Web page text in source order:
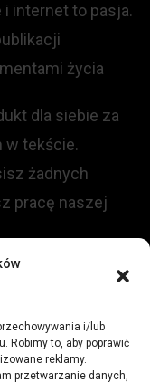
i/lub
Robimy to, aby poprawić
reklamy.
przetwarzanie danych,
i internet to pasja.
życia
dla siebie za
w tekście.
żadnych
pracę naszej